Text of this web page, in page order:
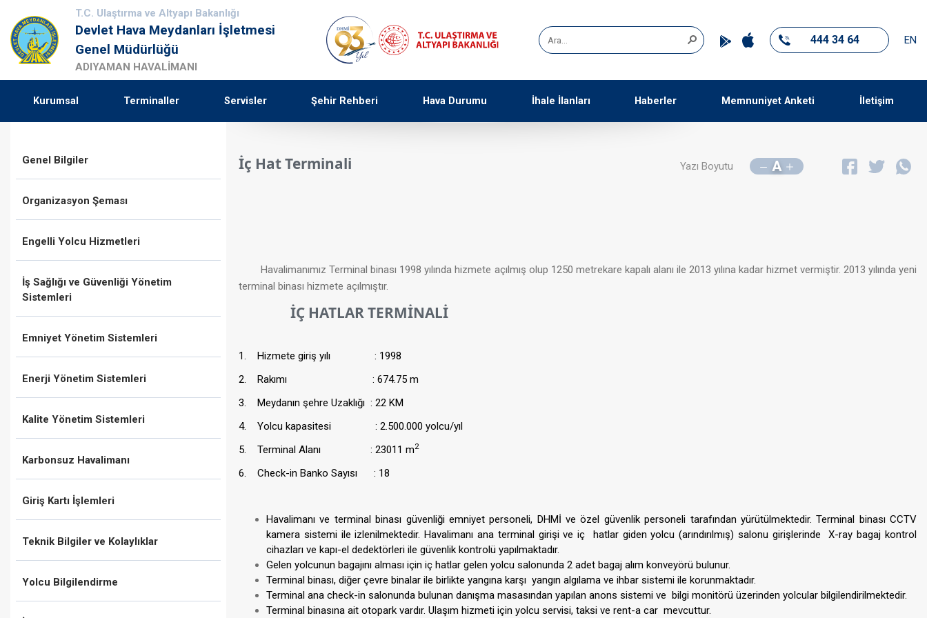
T.C. Ulaştırma ve Altyapı Bakanlığı
Devlet Hava Meydanları İşletmesi
Genel Müdürlüğü
ADIYAMAN HAVALİMANI
444 34 64 EN
Kurumsal Terminaller Servisler Şehir Rehberi Hava Durumu İhale İlanları Haberler Memnuniyet Anketi İletişim
Genel Bilgiler
Organizasyon Şeması
Engelli Yolcu Hizmetleri
İş Sağlığı ve Güvenliği Yönetim
Sistemleri
Emniyet Yönetim Sistemleri
Enerji Yönetim Sistemleri
Kalite Yönetim Sistemleri
Karbonsuz Havalimanı
Giriş Kartı İşlemleri
Teknik Bilgiler ve Kolaylıklar
Yolcu Bilgilendirme
İç Hat Terminali Yazı Boyutu A
Havalimanımız Terminal binası 1998 yılında hizmete açılmış olup 1250 metrekare kapalı alanı ile 2013 yılına kadar hizmet vermiştir. 2013 yılında yeni
terminal binası hizmete açılmıştır.
​ İÇ HATLAR TERMİNALİ
1. Hizmete giriş yılı
: 1998
2. Rakımı : 674.75 m
3. Meydanın şehre Uzaklığı : 22 KM
4. Yolcu kapasitesi : 2.500.000 yolcu/yıl
5. Terminal Alanı : 23011 m​2
6. Check-in Banko Sayısı : 18
Havalimanı ve terminal binası güvenliği emniyet personeli, DHMİ ve özel güvenlik personeli tarafından yürütülmektedir. Terminal binası CCTV
kamera sistemi ile izlenilmektedir. Havalimanı ana terminal girişi ve iç hatlar giden yolcu (arındırılmış) salonu girişlerinde X-ray bagaj kontrol
cihazları ve kapı-el dedektörleri ile güvenlik kontrolü yapılmaktadır.
Gelen yolcunun bagajını alması için iç hatlar gelen yolcu salonunda 2 adet bagaj alım konveyörü bulunur.
Terminal binası, diğer çevre binalar ile birlikte yangına karşı yangın algılama ve ihbar sistemi ile korunmaktadır.
Terminal ana check-in salonunda bulunan danışma masasından yapılan anons sistemi ve bilgi monitörü üzerinden yolcular bilgilendirilmektedir.
Terminal binasına ait otopark vardır. Ulaşım hizmeti için yolcu servisi, taksi ve rent-a car mevcuttur.